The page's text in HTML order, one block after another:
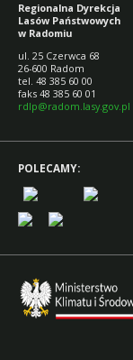
Regionalna Dyrekcja
Lasów Państwowych
w Radomiu
ul. 25 Czerwca 68
26-600 Radom
tel. 48 385 60 00
faks 48 385 60 01
rdlp@radom.lasy.gov.pl
POLECAMY: